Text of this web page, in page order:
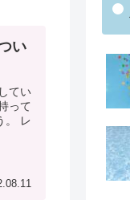
い
てい
って
。 レ